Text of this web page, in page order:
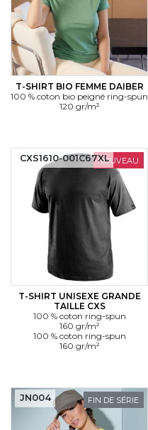
T-SHIRT BIO FEMME DAIBER
100 % coton bio peigné ring-spun
120 gr/m²
NOUVEAU
T-SHIRT UNISEXE GRANDE
TAILLE CXS
100 % coton ring-spun
160 gr/m²
100 % coton ring-spun
160 gr/m²
CXS1610-001C67XL
FIN DE SÉRIE
JN004